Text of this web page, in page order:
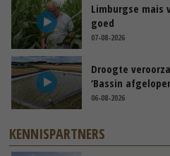
Limburgse mais
goed
07-08-2026
Droogte
‘Bassin
06-08-2026
KENNISPARTNERS